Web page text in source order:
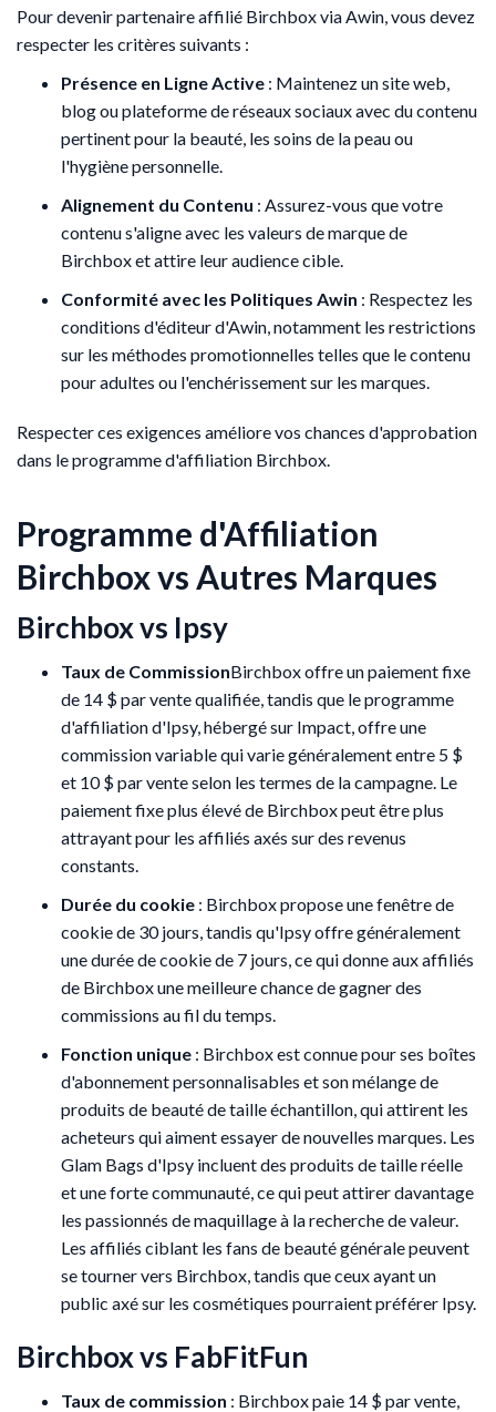
​Pour devenir partenaire affilié Birchbox via Awin, vous devez
respecter les critères suivants :​
Présence en Ligne Active : Maintenez un site web,
blog ou plateforme de réseaux sociaux avec du contenu
pertinent pour la beauté, les soins de la peau ou
l'hygiène personnelle.​
Alignement du Contenu : Assurez-vous que votre
contenu s'aligne avec les valeurs de marque de
Birchbox et attire leur audience cible.​
Conformité avec les Politiques Awin : Respectez les
conditions d'éditeur d'Awin, notamment les restrictions
sur les méthodes promotionnelles telles que le contenu
pour adultes ou l'enchérissement sur les marques.
Respecter ces exigences améliore vos chances d'approbation
dans le programme d'affiliation Birchbox.
Programme d'Affiliation
Birchbox vs Autres Marques
Birchbox vs Ipsy
Taux de CommissionBirchbox offre un paiement fixe
de 14 $ par vente qualifiée, tandis que le programme
d'affiliation d'Ipsy, hébergé sur Impact, offre une
commission variable qui varie généralement entre 5 $
et 10 $ par vente selon les termes de la campagne. Le
paiement fixe plus élevé de Birchbox peut être plus
attrayant pour les affiliés axés sur des revenus
constants.
Durée du cookie : Birchbox propose une fenêtre de
cookie de 30 jours, tandis qu'Ipsy offre généralement
une durée de cookie de 7 jours, ce qui donne aux affiliés
de Birchbox une meilleure chance de gagner des
commissions au fil du temps.
Fonction unique : Birchbox est connue pour ses boîtes
d'abonnement personnalisables et son mélange de
produits de beauté de taille échantillon, qui attirent les
acheteurs qui aiment essayer de nouvelles marques. Les
Glam Bags d'Ipsy incluent des produits de taille réelle
et une forte communauté, ce qui peut attirer davantage
les passionnés de maquillage à la recherche de valeur.
Les affiliés ciblant les fans de beauté générale peuvent
se tourner vers Birchbox, tandis que ceux ayant un
public axé sur les cosmétiques pourraient préférer Ipsy.
Birchbox vs FabFitFun
Taux de commission : Birchbox paie 14 $ par vente,